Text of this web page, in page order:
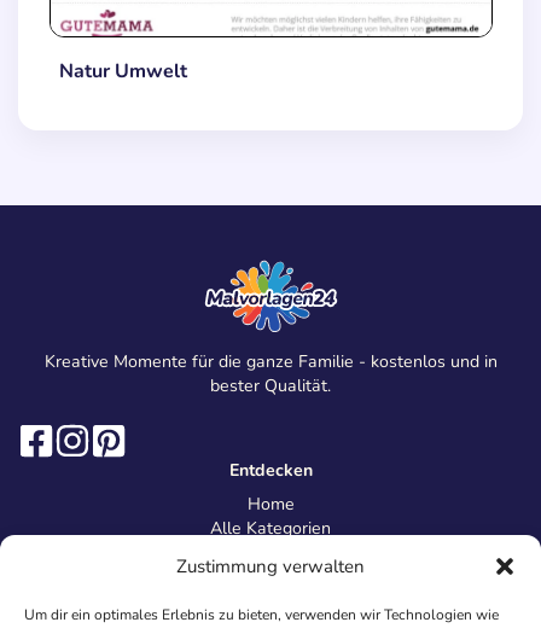
Zustimmung verwalten
Um dir ein optimales Erlebnis zu bieten, verwenden wir Technologien wie
Natur Umwelt
Kreative Momente für die ganze Familie - kostenlos und in
bester Qualität.
Entdecken
Home
Alle Kategorien
Information
Über uns